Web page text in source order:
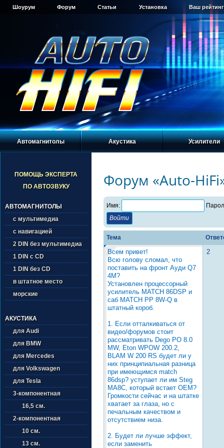
Шоурум Форум Статьи Установка Ваш
Автомагнитолы Акустика Усилители
ПОМОЩЬ ЭКСПЕРТА
ПО АВТОЗВУКУ
АВТОМАГНИТОЛЫ
с мультимедиа
с навигацией
2 DIN без мультимедиа
1 DIN с CD
1 DIN без CD
в штатное место
морские
АКУСТИКА
для Audi
для BMW
для Mercedes
для Volkswagen
для Tesla
3-компонентная
16,5 см.
2-компонентная
10 см.
13 см.
Форум «Auto-
Имя:
Тема
Всем привет!
Всю голову сломал, что
поставить на фронт Ауди Q7
4M?
Установлен процессорный
усилитель MATCH 86DSP и
саб MATCH PP 8W-Q в
штатный короб.
1. Если отталкиваться от
видео/форумов стоит
рассматривать Dego PO 8.0
MW, Eton WPOW 200.2,
BLAM W 200 RS будет ли у
них принципиальная разница
при имеющимся match
86dsp? уступает ли им Steg
MA8C, который встает OEM?
Громкости сейчас и на штатке
хватает за глаза, но с
печальным качеством и
отсутствием низа.
2. Будет ли лучше эффект,
если заменить
2